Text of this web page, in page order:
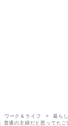
ワーク＆ライフ
暮らし
普通の主婦だと思ってた